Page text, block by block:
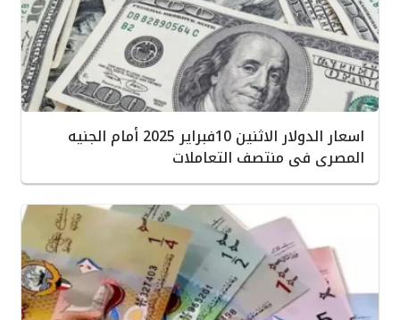
اسعار الدولار الاثنين 10فبراير 2025 أمام الجنيه
المصرى فى منتصف التعاملات